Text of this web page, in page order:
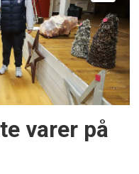
varer på